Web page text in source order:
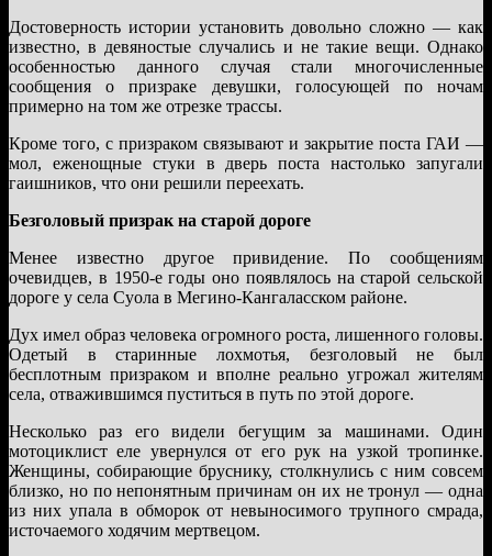
Достоверность истории установить довольно сложно — как
известно, в девяностые случались и не такие вещи. Однако
особенностью данного случая стали многочисленные
сообщения о призраке девушки, голосующей по ночам
примерно на том же отрезке трассы.
Кроме того, с призраком связывают и закрытие поста ГАИ —
мол, еженощные стуки в дверь поста настолько запугали
гаишников, что они решили переехать.
Безголовый призрак на старой дороге
Менее известно другое привидение. По сообщениям
очевидцев, в 1950-е годы оно появлялось на старой сельской
дороге у села Суола в Мегино-Кангаласском районе.
Дух имел образ человека огромного роста, лишенного головы.
Одетый в старинные лохмотья, безголовый не был
бесплотным призраком и вполне реально угрожал жителям
села, отважившимся пуститься в путь по этой дороге.
Несколько раз его видели бегущим за машинами. Один
мотоциклист еле увернулся от его рук на узкой тропинке.
Женщины, собирающие бруснику, столкнулись с ним совсем
близко, но по непонятным причинам он их не тронул — одна
из них упала в обморок от невыносимого трупного смрада,
источаемого ходячим мертвецом.